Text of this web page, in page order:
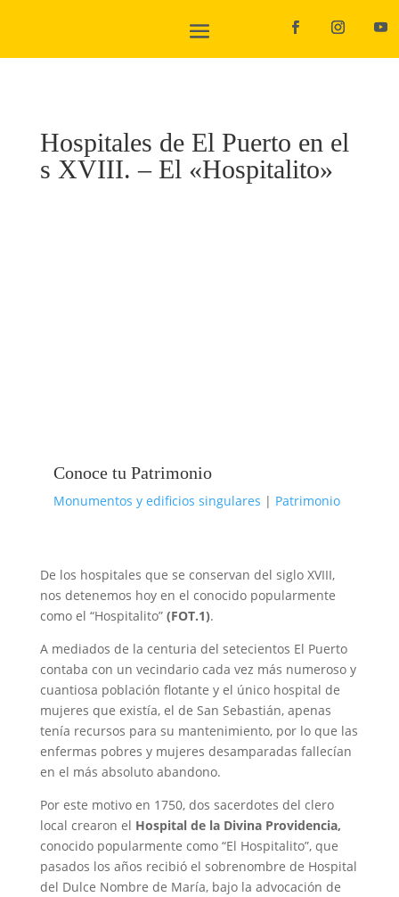
Hospitales de El Puerto en el
s XVIII. – El «Hospitalito»
Conoce tu Patrimonio
Monumentos y edificios singulares | Patrimonio
De los hospitales que se conservan del siglo XVIII,
nos detenemos hoy en el conocido popularmente
como el “Hospitalito” (FOT.1).
A mediados de la centuria del setecientos El Puerto
contaba con un vecindario cada vez más numeroso y
cuantiosa población flotante y el único hospital de
mujeres que existía, el de San Sebastián, apenas
tenía recursos para su mantenimiento, por lo que las
enfermas pobres y mujeres desamparadas fallecían
en el más absoluto abandono.
Por este motivo en 1750, dos sacerdotes del clero
local crearon el Hospital de la Divina Providencia,
conocido popularmente como “El Hospitalito”, que
pasados los años recibió el sobrenombre de Hospital
del Dulce Nombre de María, bajo la advocación de